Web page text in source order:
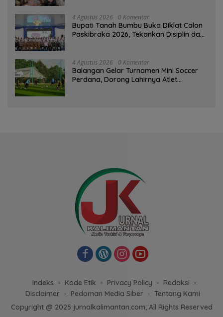
4 Agustus 2026 0 Komentar
Bupati Tanah Bumbu Buka Diklat Calon
Paskibraka 2026, Tekankan Disiplin dan
4 Agustus 2026 0 Komentar
Balangan Gelar Turnamen Mini Soccer
Perdana, Dorong Lahirnya Atlet
Indeks Kode Etik Privacy Policy
Redaksi
Disclaimer
Pedoman Media Siber
Tentang Kami
Copyright @ 2025 jurnalkalimantan.com, All Rights Reserved